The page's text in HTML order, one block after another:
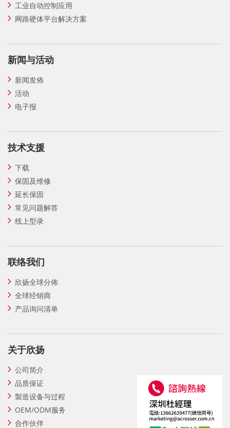
工业自动控制应用
网路硬体平台解决方案
新闻与活动
新闻发佈
活动
电子报
技术支援
下载
保固及维修
延长保固
常见问题解答
线上型录
联络我们
欣扬全球分佈
全球经销商
产品询问清单
关于欣扬
公司简介
品质保证
製造设备与过程
OEM/ODM服务
合作伙伴